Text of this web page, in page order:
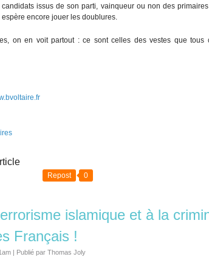
issus de son parti, vainqueur ou non des
encore jouer les doublures.
on en voit partout : ce sont celles des vestes que tous
Repost 0
islamique et à la
Français !
| Publié par Thomas Joly